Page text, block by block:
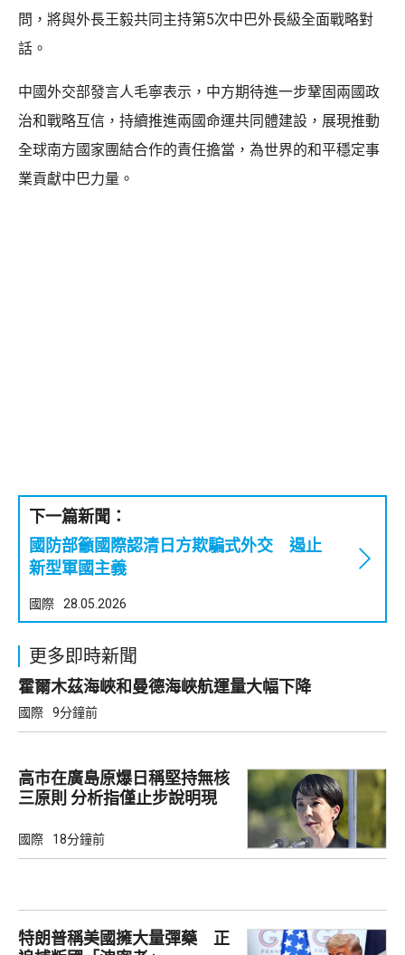
問，將與外長王毅共同主持第5次中巴外長級全面戰略對
話。
中國外交部發言人毛寧表示，中方期待進一步鞏固兩國政
治和戰略互信，持續推進兩國命運共同體建設，展現推動
全球南方國家團結合作的責任擔當，為世界的和平穩定事
業貢獻中巴力量。
下一篇新聞：
國防部籲國際認清日方欺騙式外交 遏止
新型軍國主義
國際 28.05.2026
更多即時新聞
霍爾木茲海峽和曼德海峽航運量大幅下降
國際 9分鐘前
高市在廣島原爆日稱堅持無核
三原則 分析指僅止步說明現
國際 18分鐘前
特朗普稱美國擁大量彈藥 正